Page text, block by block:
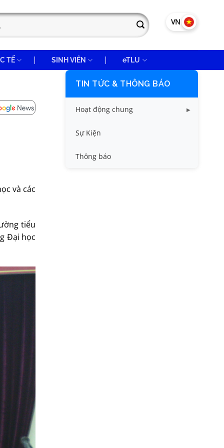
VN EN
TẾ SINH VIÊN eTLU
và các
tiểu
Đại học
TIN TỨC & THÔNG BÁO
Hoạt động chung
Tin công tác sinh viên
Tin đào tạo
Sự Kiện
Thông báo